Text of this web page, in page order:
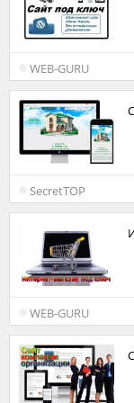
WEB-GURU
SecretTOP
WEB-GURU